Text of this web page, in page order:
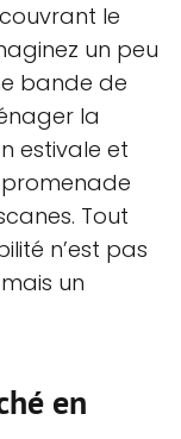
le
un peu
bande de
la
estivale et
Tout
n’est pas
un
en